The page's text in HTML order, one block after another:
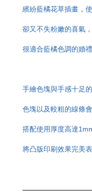
繽紛藍橘花草插畫，
卻又不失粉嫩的喜氣，
很適合藍橘色調的婚
手繪色塊與手感十足
色塊以及較粗的線條
搭配使用厚度高達
將凸版印刷效果完美